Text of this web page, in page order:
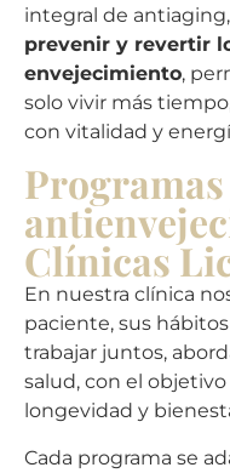
integral de
prevenir y revertir
envejecimiento,
solo vivir más
con vitalidad y
Programas
Clínicas
En nuestra clínica
paciente, sus
trabajar juntos,
salud, con el
longevidad y
Cada programa se